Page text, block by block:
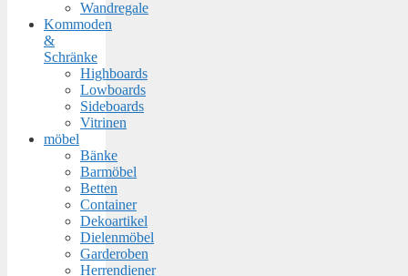
Wandregale
Kommoden
&
Schränke
Highboards
Lowboards
Sideboards
Vitrinen
möbel
Bänke
Barmöbel
Betten
Container
Dekoartikel
Dielenmöbel
Garderoben
Herrendiener